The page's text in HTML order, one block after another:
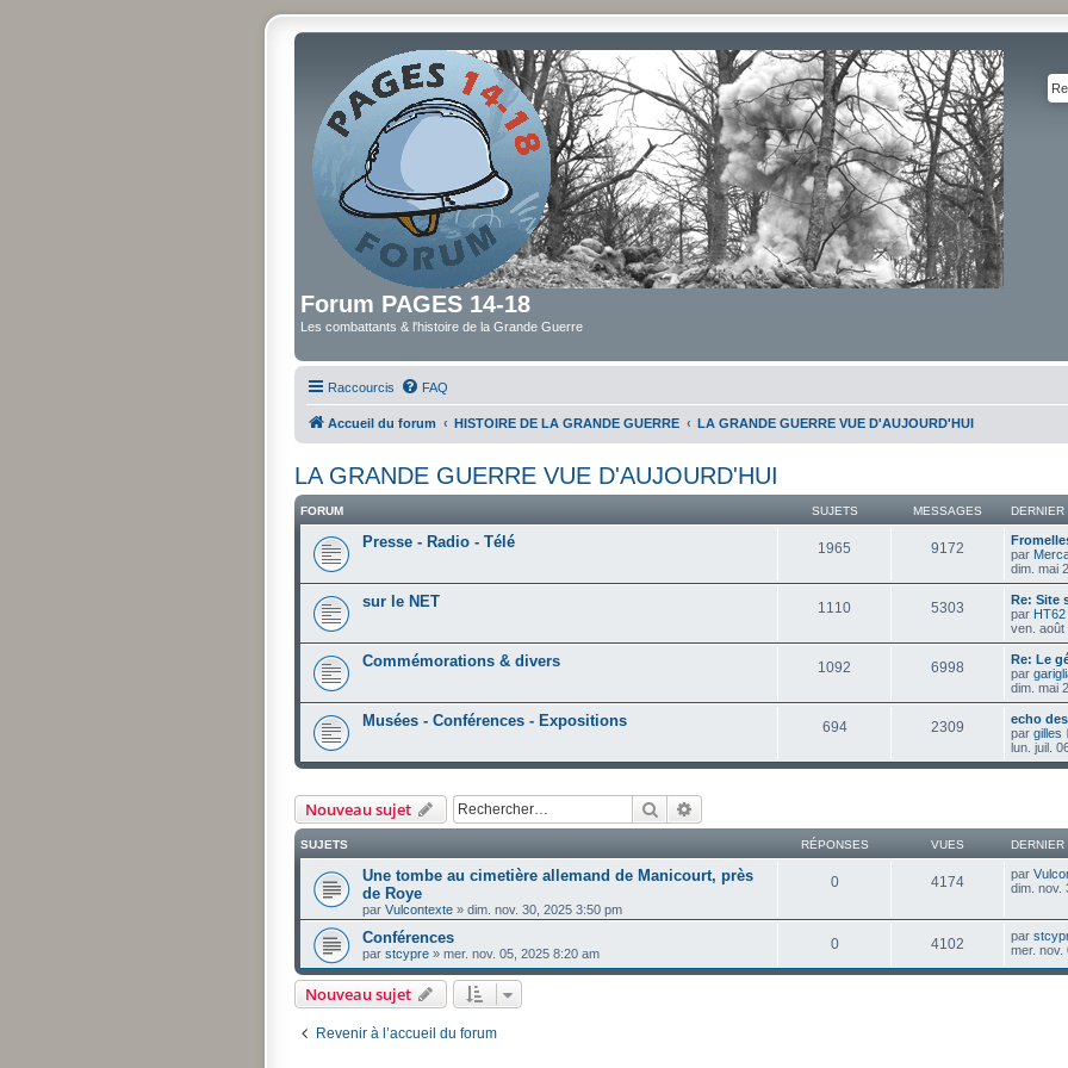
Forum PAGES 14-18
Les combattants & l'histoire de la Grande Guerre
Raccourcis FAQ
Accueil du forum HISTOIRE DE LA GRANDE GUERRE LA GRANDE GUERRE VUE D'AUJOURD'HUI
LA GRANDE GUERRE VUE D'AUJOURD'HUI
FORUM SUJETS MESSAGES
Presse - Radio - Télé 1965 9172
par
dim. mai
sur le NET 1110 5303
Re: Site
par HT62
ven. août
Commémorations & divers 1092 6998
Re: Le
par
dim. mai
Musées - Conférences - Expositions 694 2309
echo
par gilles
lun. juil.
Nouveau sujet Rechercher
SUJETS RÉPONSES VUES
Une tombe au cimetière allemand de Manicourt, près
de Roye
par Vulcontexte » dim. nov. 30, 2025 3:50 pm
0 4174 par
dim. nov.
Conférences
par stcypre » mer. nov. 05, 2025 8:20 am
0 4102 par
mer. nov.
Nouveau sujet
Revenir à l’accueil du forum